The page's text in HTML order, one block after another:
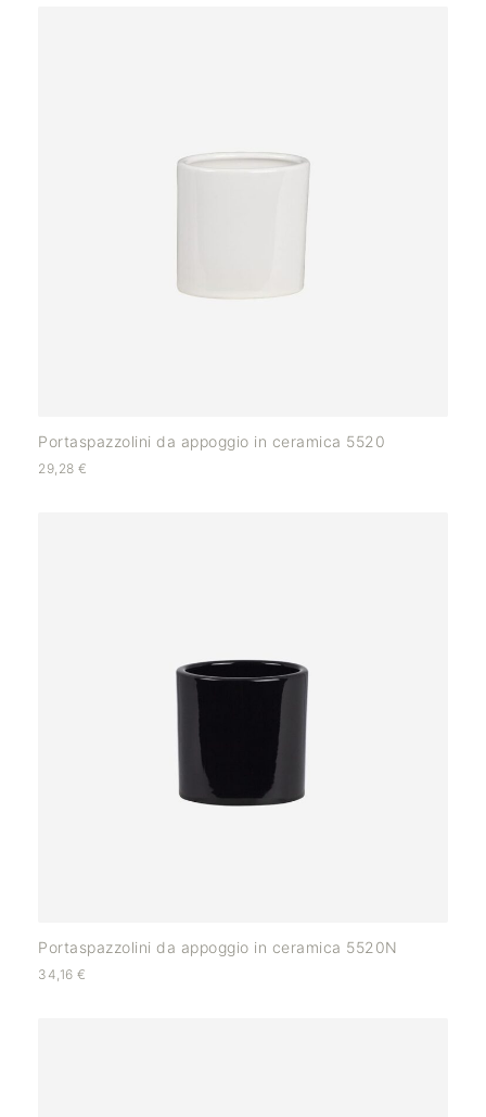
Portaspazzolini da appoggio in ceramica 5520
29,28 €
Portaspazzolini da appoggio in ceramica 5520N
34,16 €